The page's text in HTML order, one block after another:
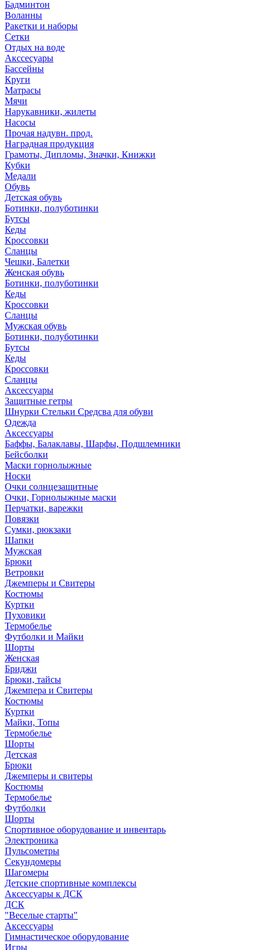
Бадминтон
Воланны
Ракетки и наборы
Сетки
Отдых на воде
Акссесуары
Бассейны
Круги
Матрасы
Мячи
Нарукавники, жилеты
Насосы
Прочая надувн. прод.
Наградная продукция
Грамоты, Дипломы, Значки, Книжки
Кубки
Медали
Обувь
Детская обувь
Ботинки, полуботинки
Бутсы
Кеды
Кроссовки
Сланцы
Чешки, Балетки
Женская обувь
Ботинки, полуботинки
Кеды
Кроссовки
Сланцы
Мужская обувь
Ботинки, полуботинки
Бутсы
Кеды
Кроссовки
Сланцы
Аксессуары
Защитные гетры
Шнурки Стельки Средсва для обуви
Одежда
Аксессуары
Баффы, Балаклавы, Шарфы, Подшлемники
Бейсболки
Маски горнолыжные
Носки
Очки солнцезащитные
Очки, Горнолыжные маски
Перчатки, варежки
Повязки
Сумки, рюкзаки
Шапки
Мужская
Брюки
Ветровки
Джемперы и Свитеры
Костюмы
Куртки
Пуховики
Термобелье
Футболки и Майки
Шорты
Женская
Бриджи
Брюки, тайсы
Джемпера и Свитеры
Костюмы
Куртки
Майки, Топы
Термобелье
Шорты
Детская
Брюки
Джемперы и свитеры
Костюмы
Термобелье
Футболки
Шорты
Спортивное оборудование и инвентарь
Электроника
Пульсометры
Секундомеры
Шагомеры
Детские спортивные комплексы
Аксессуары к ДСК
ДСК
"Веселые старты"
Аксессуары
Гимнастическое оборудование
Игры